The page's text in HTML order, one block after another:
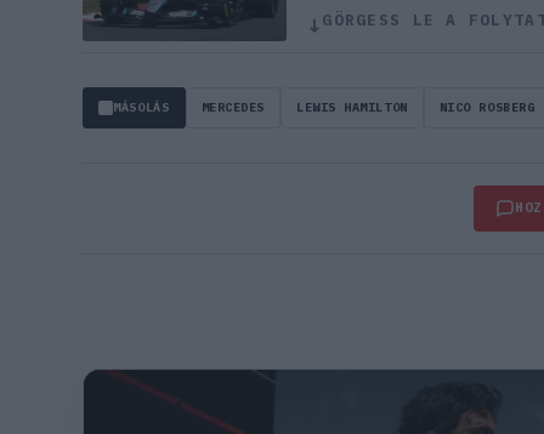
↓ GÖRGESS LE A
MÁSOLÁS MERCEDES LEWIS HAMILTON NICO ROSBERG